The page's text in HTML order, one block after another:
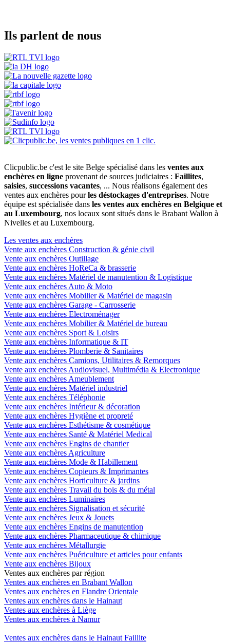
Ils parlent de nous
Clicpublic.be c'est le site Belge spécialisé dans les ventes aux
enchères en ligne provenant de sources judiciaires : Faillites,
saisies, successions vacantes, ... Nous réalisons également des
ventes aux enchères pourles déstockages d'entreprises. Notre
équipe est spécialisée dans les ventes aux enchères en Belgique et
au Luxembourg, nos locaux sont situés dans le Brabant Wallon à
Nivelles et au Luxembourg.
Les ventes aux enchères
Vente aux enchères Construction & génie civil
Vente aux enchères Outillage
Vente aux enchères HoReCa & brasserie
Vente aux enchères Matériel de manutention & Logistique
Vente aux enchères Auto & Moto
Vente aux enchères Mobilier & Matériel de magasin
Vente aux enchères Garage - Carrosserie
Vente aux enchères Electroménager
Vente aux enchères Mobilier & Matériel de bureau
Vente aux enchères Sport & Loisirs
Vente aux enchères Informatique & IT
Vente aux enchères Plomberie & Sanitaires
Vente aux enchères Camions, Utilitaires & Remorques
Vente aux enchères Audiovisuel, Multimédia & Electronique
Vente aux enchères Ameublement
Vente aux enchères Matériel industriel
Vente aux enchères Téléphonie
Vente aux enchères Intérieur & décoration
Vente aux enchères Hygiène et propreté
Vente aux enchères Esthétisme & cosmétique
Vente aux enchères Santé & Matériel Medical
Vente aux enchères Engins de chantier
Vente aux enchères Agriculture
Vente aux enchères Mode & Habillement
Vente aux enchères Copieurs & Imprimantes
Vente aux enchères Horticulture & jardins
Vente aux enchères Travail du bois & du métal
Vente aux enchères Luminaires
Vente aux enchères Signalisation et sécurité
Vente aux enchères Jeux & Jouets
Vente aux enchères Engins de manutention
Vente aux enchères Pharmaceutique & chimique
Vente aux enchères Métallurgie
Vente aux enchères Puériculture et articles pour enfants
Vente aux enchères Bijoux
Ventes aux enchères par région
Ventes aux enchères en Brabant Wallon
Ventes aux enchères en Flandre Orientale
Ventes aux enchères dans le Hainaut
Ventes aux enchères à Liège
Ventes aux enchères à Namur
Ventes aux enchères dans le Hainaut Faillite